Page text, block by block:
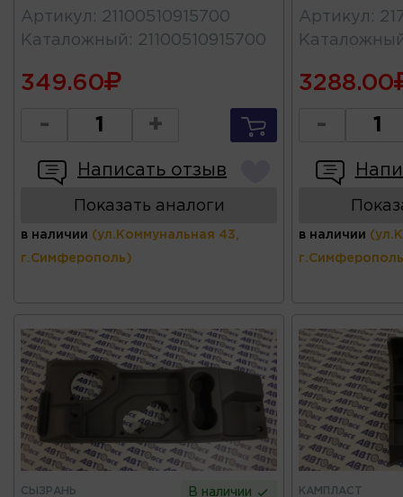
Артикул : 21100510915700
Каталожный : 21100510915700
349.60
- +
Написать отзыв
Показать аналоги
в наличии (ул.Коммунальная 43,
г.Симферополь)
Артикул :
3288.00
-
в наличии
СЫЗРАНЬ В наличии КАМПЛАСТ